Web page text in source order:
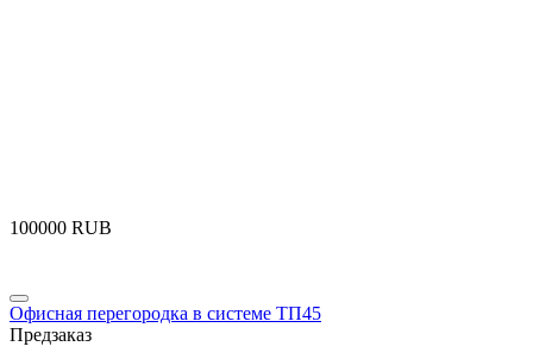
‍100000‍ RUB
Офисная перегородка в системе ТП45
Предзаказ